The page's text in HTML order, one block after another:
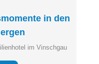
in den
im Vinschgau